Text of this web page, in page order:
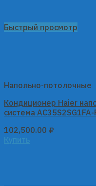
Быстрый просмотр
Напольно-потолочные
Кондиционер Haier
система
102,500.00 ₽
Купить